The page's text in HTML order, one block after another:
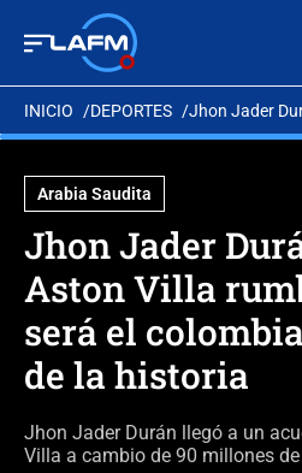
INICIO DEPORTES Jhon Jader
Arabia Saudita
Jhon Jader
Aston Villa
será el
de la historia
Jhon Jader Durán llegó a un
Villa a cambio de 90 millones de